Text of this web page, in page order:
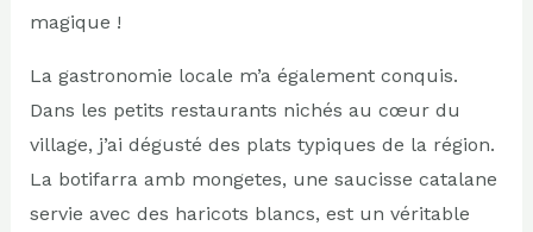
magique !
La gastronomie locale m’a également conquis.
Dans les petits restaurants nichés au cœur du
village, j’ai dégusté des plats typiques de la région.
La botifarra amb mongetes, une saucisse catalane
servie avec des haricots blancs, est un véritable